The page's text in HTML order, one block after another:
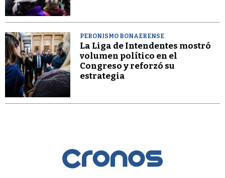
PERONISMO BONAERENSE
La Liga de Intendentes mostró
volumen político en el
Congreso y reforzó su
estrategia